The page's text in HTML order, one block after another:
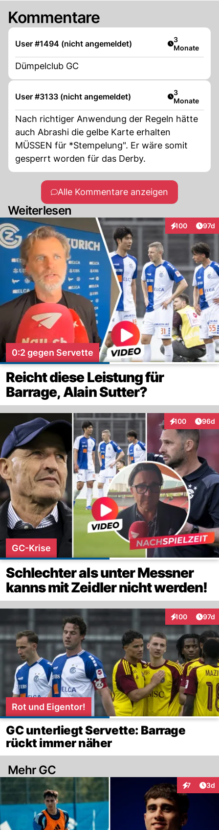
Kommentare
User #1494 (nicht angemeldet) Artikel
3
Monate
Dümpelclub GC
User #3133 (nicht angemeldet) Artikel
3
Monate
Nach richtiger Anwendung der Regeln hätte
auch Abrashi die gelbe Karte erhalten
MÜSSEN für *Stempelung". Er wäre somit
gesperrt worden für das Derby.
Alle Kommentare anzeigen
Weiterlesen
100
Interaktionen
97d
0:2 gegen Servette
Reicht diese Leistung für
Barrage, Alain Sutter?
100
Interaktionen
96d
GC-Krise
Schlechter als unter Messner
kanns mit Zeidler nicht werden!
100
Interaktionen
97d
Rot und Eigentor!
GC unterliegt Servette: Barrage
rückt immer näher
Mehr GC
7 3d